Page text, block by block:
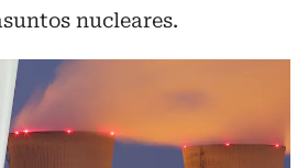
nucleares.